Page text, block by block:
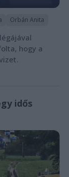
Orbán Anita
hogy a
idős